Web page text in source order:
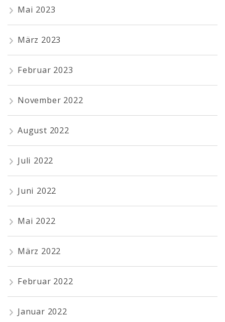
Mai 2023
März 2023
Februar 2023
November 2022
August 2022
Juli 2022
Juni 2022
Mai 2022
März 2022
Februar 2022
Januar 2022